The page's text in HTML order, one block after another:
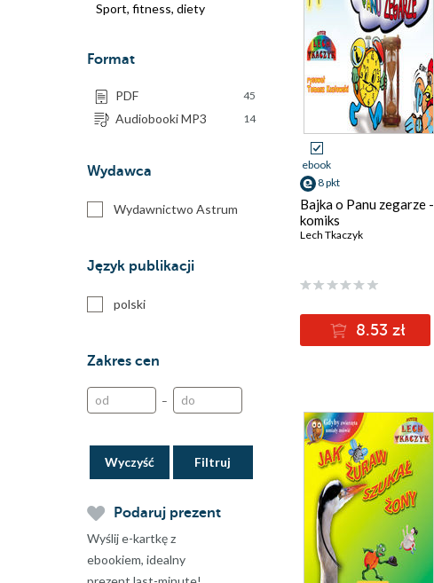
Sport, fitness, diety
Format
PDF 45
Audiobooki MP3 14
Wydawca
Wydawnictwo Astrum
Język publikacji
polski
Zakres cen
–
Wyczyść
Podaruj prezent
Wyślij e-kartkę z
ebookiem, idealny
ebook
8 pkt
Bajka o Panu zegarze -
komiks
Lech Tkaczyk
8.53 zł